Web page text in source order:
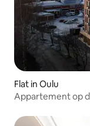
Flat in Oulu
Appartement op